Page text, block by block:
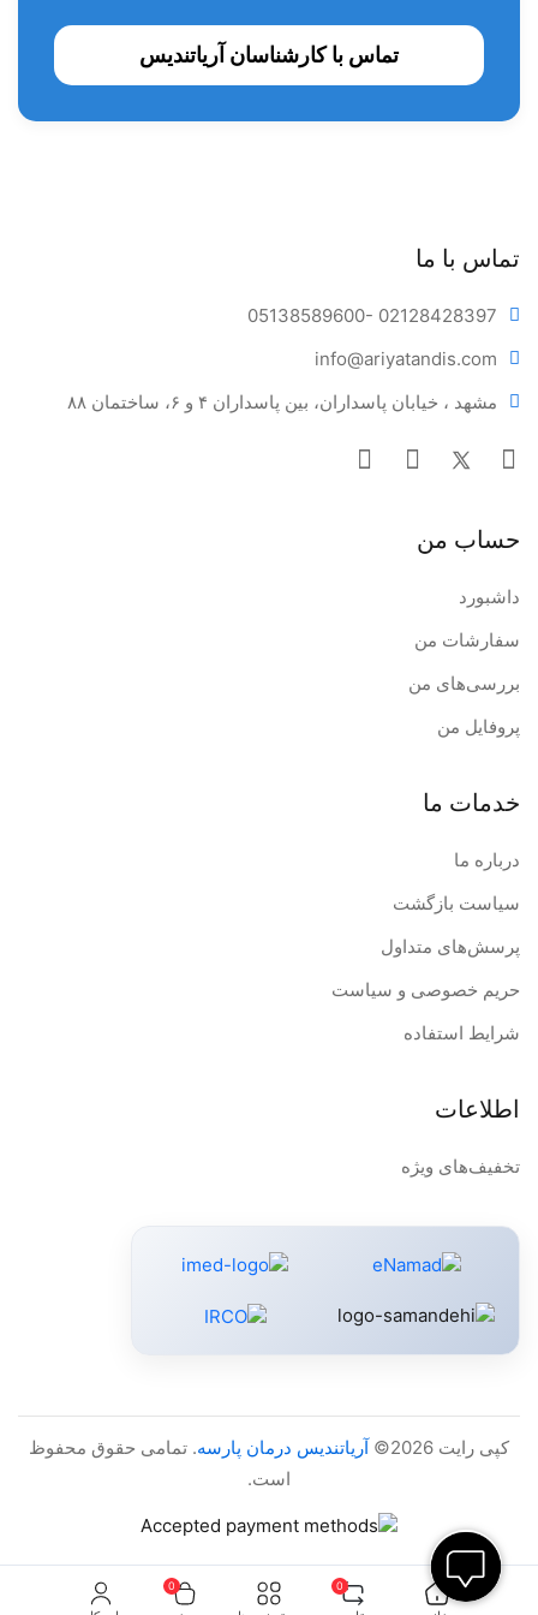
0
0
باشد. این محصول ساخت کشور امریکا می باشد . قابلیت نگهداری
در دمای اتاق (مدت زمان نگهداری سمان در دمای اتاق( 25⁰-
تماس با کارشناسان آریاتندیس
تماس با ما
05138589600- 02128428397
info@ariyatandis.com
مشهد ، خیابان پاسداران، بین پاسداران ۴ و ۶، ساختمان ۸۸
حساب من
داشبورد
سفارشات من
بررسی‌های من
پروفایل من
خدمات ما
درباره ما
سیاست بازگشت
پرسش‌های متداول
حریم خصوصی و سیاست
شرایط استفاده
اطلاعات
تخفیف‌های ویژه
کپی رایت 2026© آریاتندیس درمان پارسه. تمامی حقوق محفوظ
است.